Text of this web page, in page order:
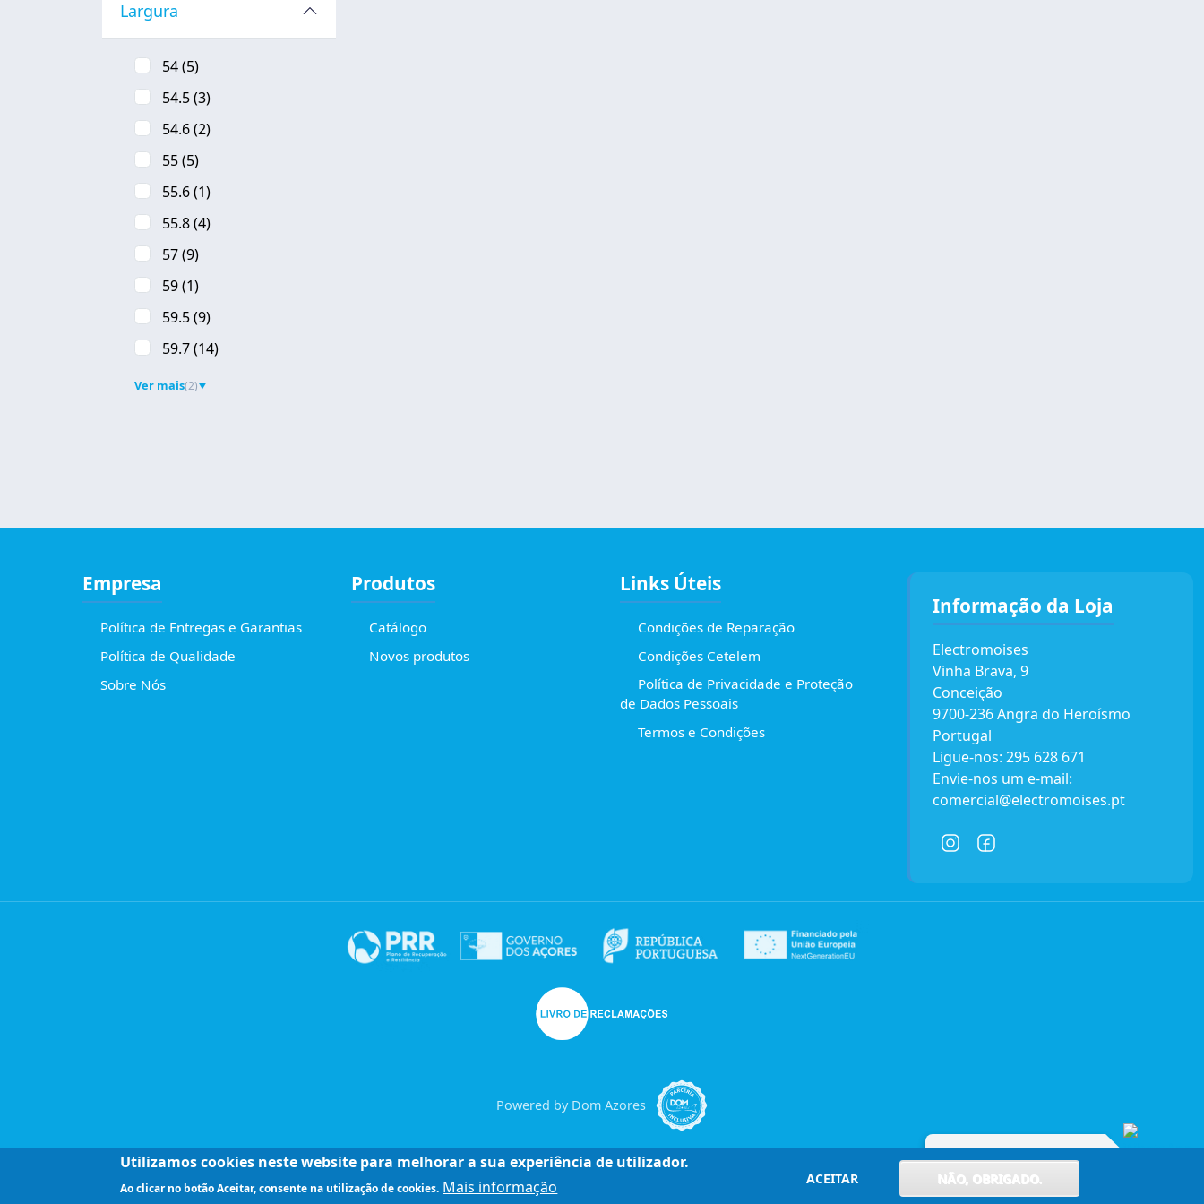
Entre em contacto connosco!
Largura
54(5)
54.5(3)
54.6(2)
55(5)
55.6(1)
55.8(4)
57(9)
59(1)
59.5(9)
59.7(14)
Ver mais(2)▼
Empresa
Política de Entregas e Garantias
Política de Qualidade
Sobre Nós
Produtos
Catálogo
Novos produtos
Links Úteis
Condições de Reparação
Condições Cetelem
Política de Privacidade e Proteção
de Dados Pessoais
Termos e Condições
Informação da Loja
Electromoises
Vinha Brava, 9
Conceição
9700-236 Angra do Heroísmo
Portugal
Ligue-nos: 295 628 671
Envie-nos um e-mail:
comercial@electromoises.pt
Powered by Dom Azores
Utilizamos cookies neste website para melhorar a sua experiência de utilizador.
Ao clicar no botão Aceitar, consente na utilização de cookies. Mais informação ACEITAR NÃO, OBRIGADO.